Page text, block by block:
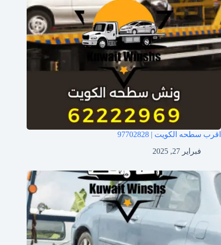
اقرب سطحه الكويت | 97702828
فبراير 27, 2025